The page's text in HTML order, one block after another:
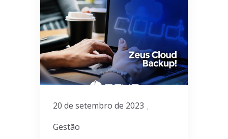
20 de setembro de 2023
Gestão